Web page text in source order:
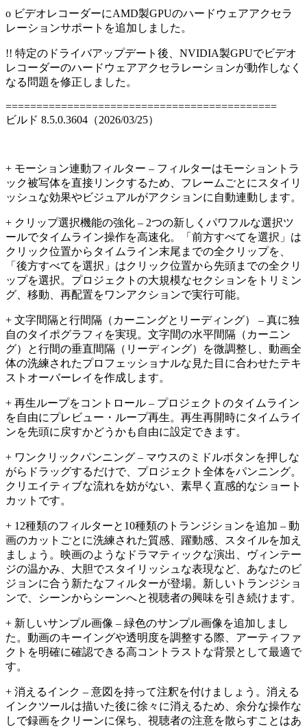
o ビデオレコーダーにAMD製GPUのハードウェアアクセラ
レーションサポートを追加しました。
!! 特定のドライバアップデート後、NVIDIA製GPUでビデオ
レコーダーのハードウェアアクセラレーションが動作しなく
なる問題を修正しました。
============================================
ビルド 8.5.0.3604（2026/03/25）
+ モーション連動フィルター – フィルターはモーショントラ
ック被写体を直接リンクするため、フレームごとにスタイリ
ッシュな効果やビジュアルがアクションに自動連動します。
+ クリップ選択機能の強化 – 2つの新しくパワフルな選択ツ
ールでタイムライン操作を高速化。「前方すべてを選択」は
クリック位置からタイムライン末尾までの全クリップを、
「後方すべてを選択」はクリック位置から先頭までの全クリ
ップを選択。プロジェクトの大規模なセクションをトリミン
グ、移動、再配置をワンアクションで実行可能。
+ 文字間隔と行間隔（カーニングとリーディング） – 真に独
自のタイポグラフィを実現。文字間の水平間隔（カーニン
グ）と行間の垂直間隔（リーディング）を微調整し、動画全
体の洗練されたプロフェッショナルな見た目に合わせたテキ
ストオーバーレイを作成します。
+ 再生ループをコントロール – プロジェクトのタイムライン
を自由にプレビュー・ループ再生。再生再開時にタイムライ
ンを先頭に戻すかどうかも自由に設定できます。
+ ワンクリックパンニング – マウスのミドルボタンを押しな
がらドラッグするだけで、プロジェクト全体をパンニング。
クリエイティブな流れを妨がない、素早く直感的なショート
カットです。
+ 12種類のフィルターと10種類のトランジションを追加 – 動
画のカットごとに洗練された質感、躍動感、スタイルを加え
ましょう。映画のようなドラマティックな演出、ヴィンテー
ジの温かみ、大胆でスタイリッシュな表現など、あなたのビ
ジョンに合う新たなフィルターが登場。新しいトランジショ
ンで、シーンからシーンへと視聴者の興味を引き続けます。
+ 新しいサンプル画像 – 緑色のサンプル画像を追加しまし
た。動画のキーイングや透明度を調整する際、アーティファ
クトを明確に確認できる高コントラストな背景として最適で
す。
+ 消えるインク – 意図を持って注釈を付けましょう。消える
インクツールは描いた後に徐々に消えるため、余分な操作な
しで録画をクリーンに保ち、視聴者の注意を散らすことはあ